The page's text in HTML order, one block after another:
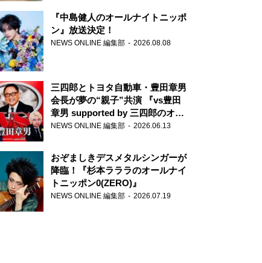
『中島健人のオールナイトニッポ
ン』放送決定！
NEWS ONLINE 編集部 2026.08.08
三四郎とトヨタ自動車・豊田章男
会長が夢の“親子”共演 『vs豊田
章男 supported by 三四郎のオー
ルナイトニッポン0(ZERO)』
NEWS ONLINE 編集部 2026.06.13
おぞましきデスメタルシンガーが
降臨！『杉本ラララのオールナイ
トニッポン0(ZERO)』
NEWS ONLINE 編集部 2026.07.19